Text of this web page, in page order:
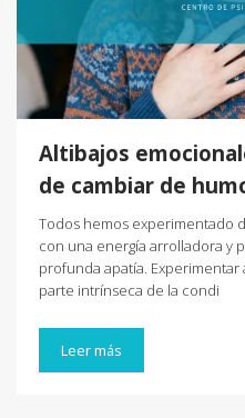
Altibajos
de cambiar de
Todos hemos experimentado
con una energía arrolladora y
profunda apatía.
parte intrínseca de la condi
Leer más